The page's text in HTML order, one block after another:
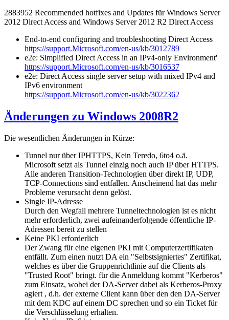
2883952 Recommended hotfixes and Updates für Windows Server
2012 Direct Access and Windows Server 2012 R2 Direct Access
End-to-end configuring and troubleshooting Direct Access
https://support.Microsoft.com/en-us/kb/3012789
e2e: Simplified Direct Access in an IPv4-only Environment'
https://support.Microsoft.com/en-us/kb/3016537
e2e: Direct Access single server setup with mixed IPv4 and
IPv6 environment
https://support.Microsoft.com/en-us/kb/3022362
Änderungen zu Windows 2008R2
Die wesentlichen Änderungen in Kürze:
Tunnel nur über IPHTTPS, Kein Teredo, 6to4 o.ä.
Microsoft setzt als Tunnel einzig noch auch IP über HTTPS.
Alle anderen Transition-Technologien über direkt IP, UDP,
TCP-Connections sind entfallen. Anscheinend hat das mehr
Probleme verursacht denn gelöst.
Single IP-Adresse
Durch den Wegfall mehrere Tunneltechnologien ist es nicht
mehr erforderlich, zwei aufeinanderfolgende öffentliche IP-
Adressen bereit zu stellen
Keine PKI erforderlich
Der Zwang für eine eigenen PKI mit Computerzertifikaten
entfällt. Zum einen nutzt DA ein "Selbstsigniertes" Zertifikat,
welches es über die Gruppenrichtlinie auf die Clients als
"Trusted Root" bringt. für die Anmeldung kommt "Kerberos"
zum Einsatz, wobei der DA-Server dabei als Kerberos-Proxy
agiert , d.h. der externe Client kann über den den DA-Server
mit dem KDC auf einem DC sprechen und so ein Ticket für
die Verschlüsselung erhalten.